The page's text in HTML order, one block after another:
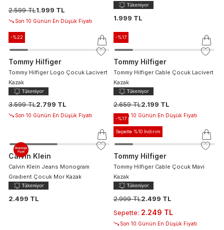
2.599 TL1.999 TL
Son 10 Günün En Düşük Fiyatı 1.999 TL
-%22
Tommy Hilfiger
Tommy Hilfiger Logo Çocuk Lacivert
Kazak
3.599 TL2.799 TL
Son 10 Günün En Düşük Fiyatı
-%17
Tommy Hilfiger
Tommy Hilfiger Cable Çocuk Lacivert
Kazak
2.659 TL2.199 TL
Son 10 Günün En Düşük Fiyatı
Calvin Klein
Calvin Klein Jeans Monogram
Gradıent Çocuk Mor Kazak
2.499 TL
-%17
Sepette %10 İndirim
Tommy Hilfiger
Tommy Hilfiger Cable Çocuk Mavi
Kazak
2.999 TL2.499 TL
Sepette: 2.249 TL
Son 10 Günün En Düşük Fiyatı